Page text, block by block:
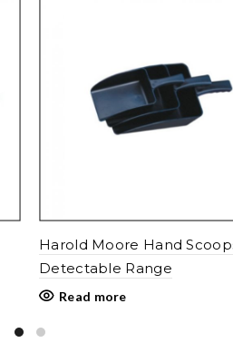
Harold Moore Hand
Detectable Range
Read more